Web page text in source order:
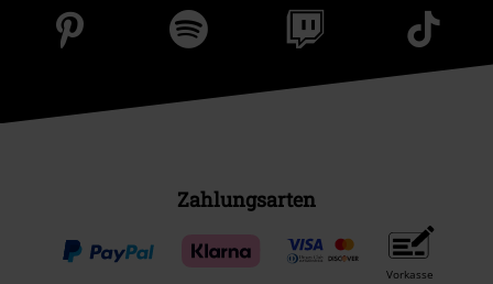
Zahlungsarten
Vorkasse